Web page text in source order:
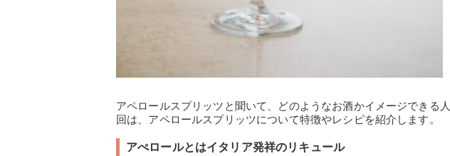
アペロールスプリッツと聞いて、どのようなお酒かイメージできる
回は、アペロールスプリッツについて特徴やレシピを紹介します。
アぺロールとはイタリア発祥のリキュール